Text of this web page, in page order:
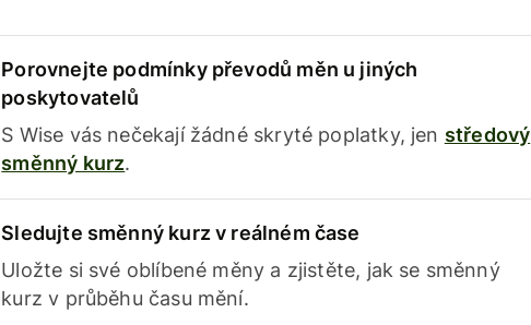
Porovnejte podmínky převodů měn u jiných
poskytovatelů
S Wise vás nečekají žádné skryté poplatky, jen středový
směnný kurz.
Sledujte směnný kurz v reálném čase
Uložte si své oblíbené měny a zjistěte, jak se směnný
kurz v průběhu času mění.